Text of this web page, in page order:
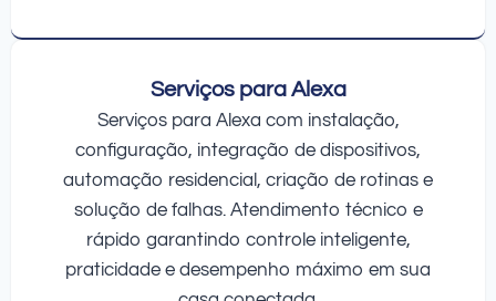
Serviços para Alexa
Serviços para Alexa com instalação,
configuração, integração de dispositivos,
automação residencial, criação de rotinas e
solução de falhas. Atendimento técnico e
rápido garantindo controle inteligente,
praticidade e desempenho máximo em sua